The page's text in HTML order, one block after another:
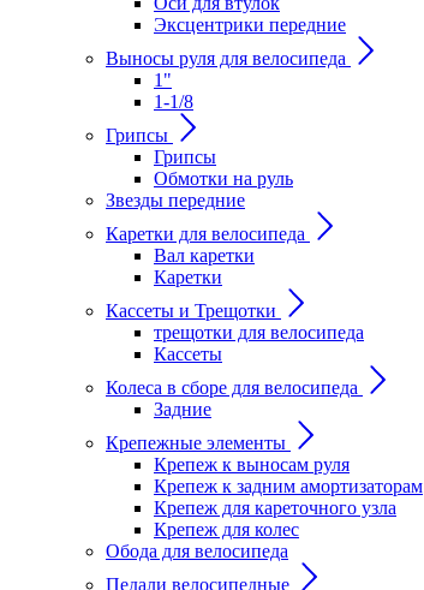
Эксцентрики передние
Выносы руля для велосипеда
1"
1-1/8
Грипсы
Грипсы
Обмотки на руль
Звезды передние
Каретки для велосипеда
Вал каретки
Каретки
Кассеты и Трещотки
трещотки для велосипеда
Кассеты
Колеса в сборе для велосипеда
Задние
Крепежные элементы
Крепеж к выносам руля
Крепеж к задним амортизаторам
Крепеж для кареточного узла
Крепеж для колес
Обода для велосипеда
Педали велосипедные